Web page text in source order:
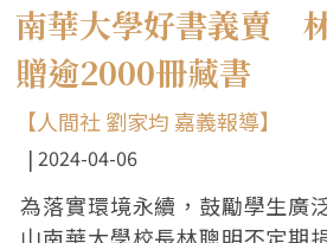
南華大學好書義賣
贈逾2000冊藏書
【人間社 劉家均 嘉義報導】
2024-04-06
為落實環境永續，鼓勵學生廣